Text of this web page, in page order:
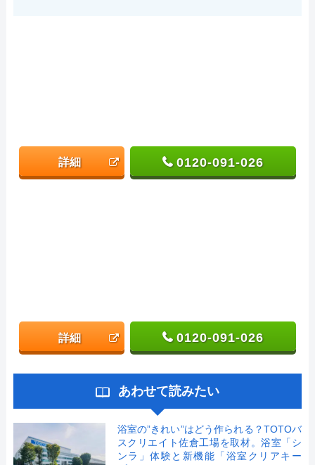
詳細 0120-091-026
詳細 0120-091-026
あわせて読みたい
浴室の”きれい”はどう作られる？TOTOバ
スクリエイト佐倉工場を取材。浴室「シ
ンラ」体験と新機能「浴室クリアキー